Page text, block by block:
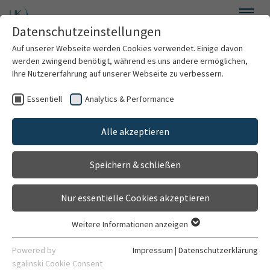
Zum Hauptinhalt springen
Spendensuche
Projekte
Spendenmöglichkeiten
Kontakt
Spenden
Datenschutzeinstellungen
Auf unserer Webseite werden Cookies verwendet. Einige davon
werden zwingend benötigt, während es uns andere ermöglichen,
Ihre Nutzererfahrung auf unserer Webseite zu verbessern.
Essentiell Analytics & Performance
Alle akzeptieren
Speichern & schließen
Nur essentielle Cookies akzeptieren
Essentielle Cookies werden für grundlegende Funktionen der
Webseite benötigt. Dadurch ist gewährleistet, dass die
Weitere Informationen anzeigen
Powered by
sgalinski Cookie Consent
Impressum | Datenschutzerklärung